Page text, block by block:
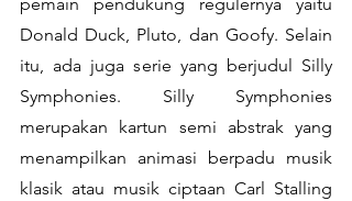
Donald Duck, Pluto, dan Goofy. Selain
itu, ada juga serie yang berjudul Silly
Symphonies. Silly Symphonies
merupakan kartun semi abstrak yang
menampilkan animasi berpadu musik
klasik atau musik ciptaan Carl Stalling